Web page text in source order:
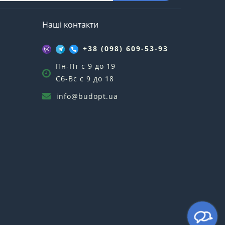
Наші контакти
+38 (098) 609-53-93
Пн-Пт с 9 до 19
Сб-Вс с 9 до 18
info@budopt.ua